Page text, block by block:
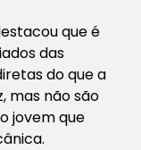
que é
das
do que a
mas não são
jovem que